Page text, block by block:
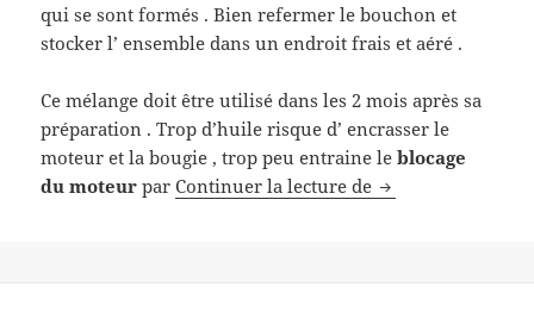
qui se sont formés . Bien refermer le bouchon et
stocker l’ ensemble dans un endroit frais et aéré .
Ce mélange doit être utilisé dans les 2 mois après sa
préparation . Trop d’huile risque d’ encrasser le
moteur et la bougie , trop peu entraine leblocage
du moteurparContinuer la lecture de Quel carburant